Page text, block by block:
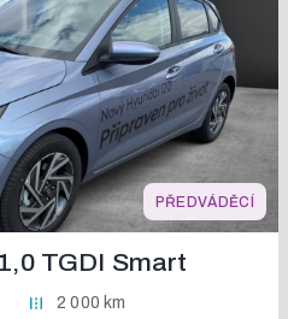
PŘEDVÁDĚCÍ
TGDI Smart
2 000 km